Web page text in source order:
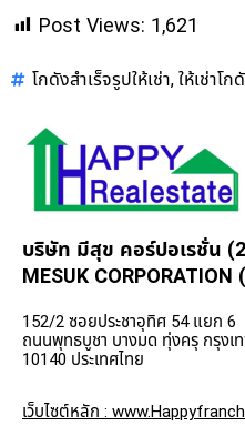
Post Views: 1,621
โกดังสำเร็จรูปให้เช่า, ให้เช่าโก
บริษัท มีสุข คอร์ปอเรชั่น
MESUK
152/2 ซอยประชาอุทิศ 54 แยก 6
ถนนพุทธบูชา บางมด ทุ่งครุ กรุงเ
10140 ประเทศไทย
เว็บไซต์หลัก :